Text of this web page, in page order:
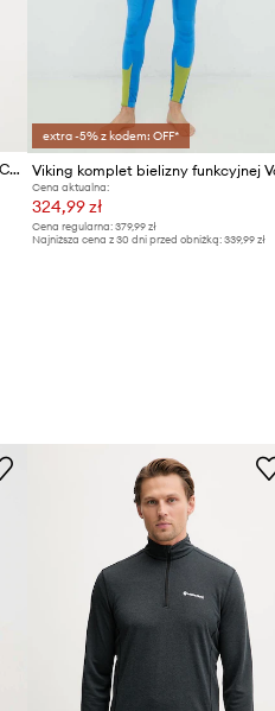
X-bionic T-shirt techniczny męski XCEED
extra -5% z kodem: OFF*
Cena aktualna:
324,99 zł
Cena regularna:379,99 zł
Najniższa cena z 30 dni przed obniżką:339,99 zł